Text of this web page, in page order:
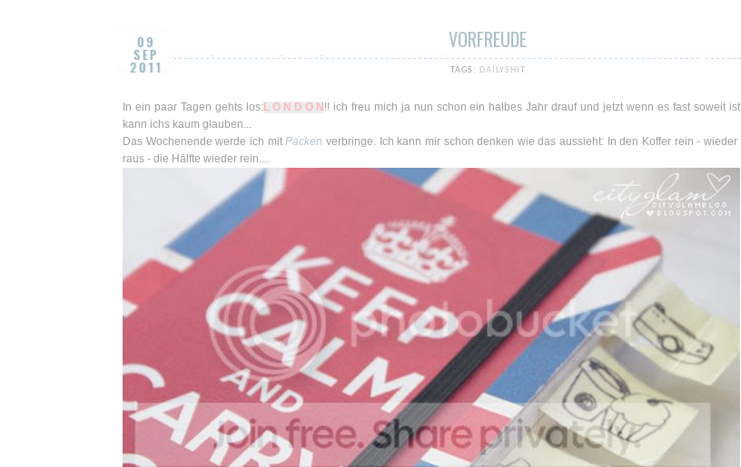
VORFREUDE
09
SEP
2011 TAGS: DAILYSHIT
In ein paar Tagen gehts los:L O N D O N !! ich freu mich ja nun schon ein halbes Jahr drauf und jetzt wenn es fast soweit ist
kann ichs kaum glauben...
Das Wochenende werde ich mitPacken verbringe. Ich kann mir schon denken wie das aussieht: In den Koffer rein - wieder
raus - die Hälfte wieder rein....